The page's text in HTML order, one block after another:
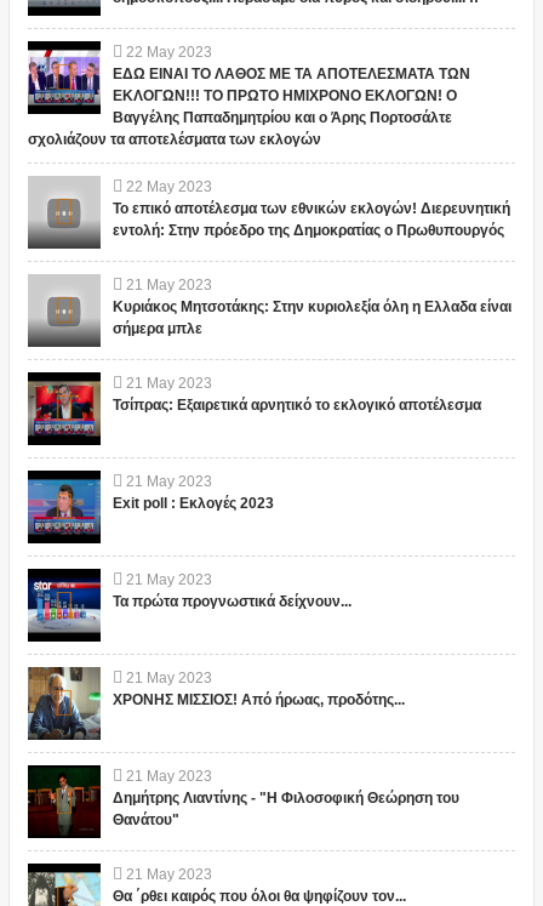
22 May 2023
ΕΔΩ ΕΙΝΑΙ ΤΟ ΛΑΘΟΣ ΜΕ ΤΑ ΑΠΟΤΕΛΕΣΜΑΤΑ ΤΩΝ
ΕΚΛΟΓΩΝ!!! ΤΟ ΠΡΩΤΟ ΗΜΙΧΡΟΝΟ ΕΚΛΟΓΩΝ! Ο
Βαγγέλης Παπαδημητρίου και ο Άρης Πορτοσάλτε
σχολιάζουν τα αποτελέσματα των εκλογών
22 May 2023
Το επικό αποτέλεσμα των εθνικών εκλογών! Διερευνητική
εντολή: Στην πρόεδρο της Δημοκρατίας ο Πρωθυπουργός
21 May 2023
Κυριάκος Μητσοτάκης: Στην κυριολεξία όλη η Ελλαδα είναι
σήμερα μπλε
21 May 2023
Τσίπρας: Εξαιρετικά αρνητικό το εκλογικό αποτέλεσμα
21 May 2023
Exit poll : Εκλογές 2023
21 May 2023
Τα πρώτα προγνωστικά δείχνουν...
21 May 2023
ΧΡΟΝΗΣ ΜΙΣΣΙΟΣ! Από ήρωας, προδότης...
21 May 2023
Δημήτρης Λιαντίνης - "Η Φιλοσοφική Θεώρηση του
Θανάτου"
21 May 2023
Θα ΄ρθει καιρός που όλοι θα ψηφίζουν τον...